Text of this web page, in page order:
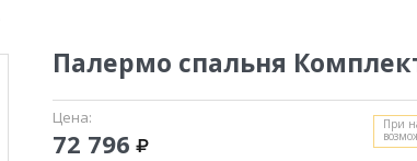
Палермо спальня
Цена:
72 796
При